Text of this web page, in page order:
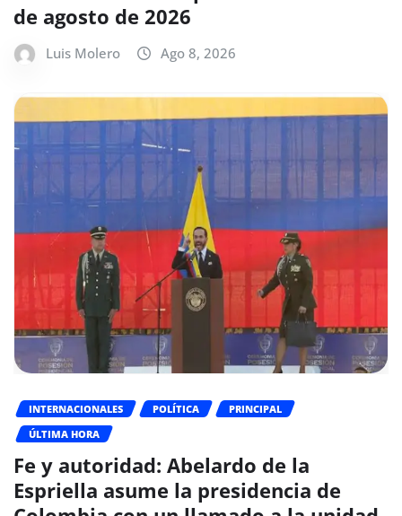
de agosto de 2026
Luis Molero Ago 8, 2026
INTERNACIONALES POLÍTICA
PRINCIPAL
ÚLTIMA HORA
Fe y autoridad: Abelardo de la
Espriella asume la presidencia de